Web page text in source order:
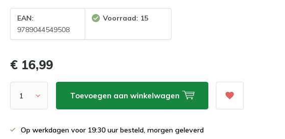
EAN:
9789044549508
Voorraad: 15
€ 16,99
Toevoegen aan winkelwagen
Op werkdagen voor 19:30 uur besteld, morgen geleverd